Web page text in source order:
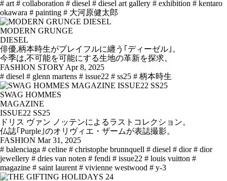
# art # collaboration # diesel # diesel art gallery # exhibition # kentaro
okawara # painting # 大河原健太郎
MODERN GRUNGE
DIESEL
俳優,柄本時生がプレイフルに纏う｢ディーゼル｣。
今季は,不可能を可能にする生地の革新を探求。
FASHION STORY Apr 8, 2025
# diesel # glenn martens # issue22 # ss25 # 柄本時生
SWAG HOMMES
MAGAZINE
ISSUE22 SS25
ドリス ヴァン ノッテンによるラストコレクション。
仏誌｢Purple｣のオリヴィエ・ザームが表誌撮影。
FASHION Mar 31, 2025
# balenciaga # celine # christophe brunnquell # diesel # dior # dior
jewellery # dries van noten # fendi # issue22 # louis vuitton #
magazine # saint laurent # vivienne westwood # y-3